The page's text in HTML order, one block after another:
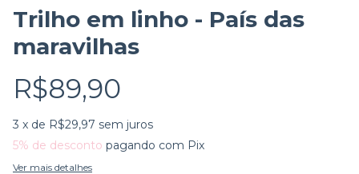
Trilho em linho - País das
maravilhas
R$89,90
3 x de R$29,97 sem juros
5% de desconto pagando com Pix
Ver mais detalhes